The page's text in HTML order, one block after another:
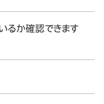
るか確認できます